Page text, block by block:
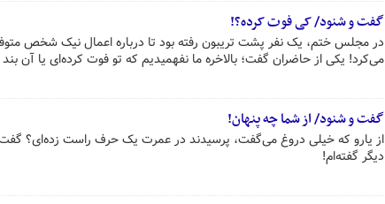
گفت و شنود/ کی فوت کرده؟!
در مجلس ختم، یک نفر پشت تریبون رفته بود تا درباره اعمال نیک شخص
می‌کرد! یکی از حاضران گفت؛ بالاخره ما نفهمیدیم که تو فوت کرده‌ای یا آن
گفت و شنود/ از شما چه پنهان!
از یارو که خیلی دروغ می‌گفت، پرسیدند در عمرت یک حرف راست زده‌ای؟
دیگر گفته‌ام!